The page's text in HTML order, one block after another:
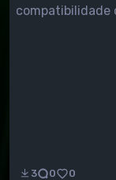
compatibilidade
3 0 0